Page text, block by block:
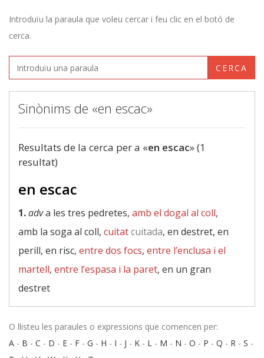
Introduïu la paraula que voleu cercar i feu clic en el botó de
cerca.
CERCA
Sinònims de «en escac»
Resultats de la cerca per a «en escac» (1
resultat)
en escac
1.adva les tres pedretes, amb el dogal al coll,
amb la soga al coll, cuitatcuitada, en destret, en
perill, en risc, entre dos focs, entre l’enclusa i el
martell, entre l’espasa i la paret, en un gran
destret
O llisteu les paraules o expressions que comencen per:
A - B - C - D - E - F - G - H - I - J - K - L - M - N - O - P - Q - R - S -